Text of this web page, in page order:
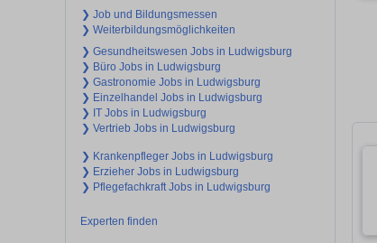
❯ Job und Bildungsmessen
❯ Weiterbildungsmöglichkeiten
❯ Gesundheitswesen Jobs in Ludwigsburg
❯ Büro Jobs in Ludwigsburg
❯ Gastronomie Jobs in Ludwigsburg
❯ Einzelhandel Jobs in Ludwigsburg
❯ IT Jobs in Ludwigsburg
❯ Vertrieb Jobs in Ludwigsburg
❯ Krankenpfleger Jobs in Ludwigsburg
❯ Erzieher Jobs in Ludwigsburg
❯ Pflegefachkraft Jobs in Ludwigsburg
Experten finden